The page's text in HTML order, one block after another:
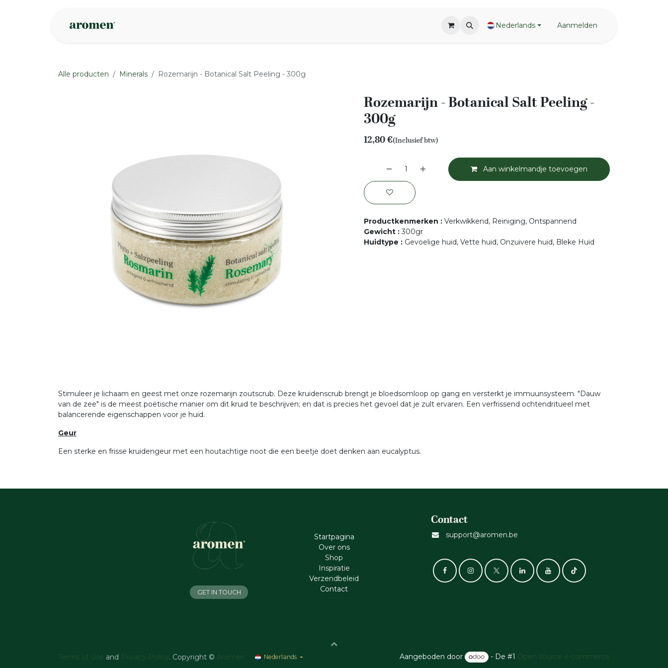
Nederlands Aanmelden
Alle producten Minerals Rozemarijn - Botanical Salt Peeling - 300g
Rozemarijn - Botanical Salt Peeling -
300g
12,80€(Inclusief btw)
Aan winkelmandje toevoegen
Productkenmerken : Verkwikkend, Reiniging, Ontspannend
Gewicht : 300gr
Huidtype : Gevoelige huid, Vette huid, Onzuivere huid, Bleke Huid
Stimuleer je lichaam en geest met onze rozemarijn zoutscrub. Deze kruidenscrub brengt je bloedsomloop op gang en versterkt je immuunsysteem. "Dauw
van de zee" is de meest poëtische manier om dit kruid te beschrijven; en dat is precies het gevoel dat je zult ervaren. Een verfrissend ochtendritueel met
balancerende eigenschappen voor je huid.
Geur
Een sterke en frisse kruidengeur met een houtachtige noot die een beetje doet denken aan eucalyptus.
Startpagina
Ove​r​ ons
Shop
Inspiratie
Verzendbeleid
Cont​act
Contact
support@aromen.be
GET IN TOUCH
Terms of Use and Privacy Policy . Copyright © Aromen Nederlands Aangeboden door - De #1 Open source e-commerce